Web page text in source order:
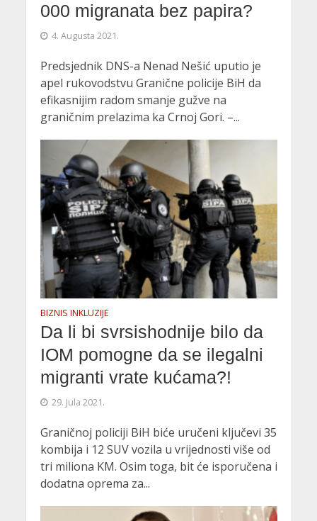
000 migranata bez papira?
4. Augusta 2021.
Predsjednik DNS-a Nenad Nešić uputio je
apel rukovodstvu Granične policije BiH da
efikasnijim radom smanje gužve na
graničnim prelazima ka Crnoj Gori. –...
BIZNIS INKLUZIJE
Da li bi svrsishodnije bilo da
IOM pomogne da se ilegalni
migranti vrate kućama?!
29. Jula 2021.
Graničnoj policiji BiH biće uručeni ključevi 35
kombija i 12 SUV vozila u vrijednosti više od
tri miliona KM. Osim toga, bit će isporučena i
dodatna oprema za...